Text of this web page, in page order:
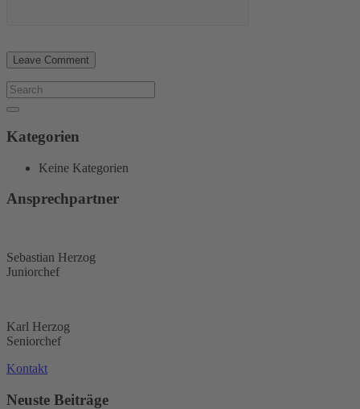
Kategorien
Keine Kategorien
Ansprechpartner
Sebastian Herzog
Juniorchef
Karl Herzog
Seniorchef
Kontakt
Neuste Beiträge